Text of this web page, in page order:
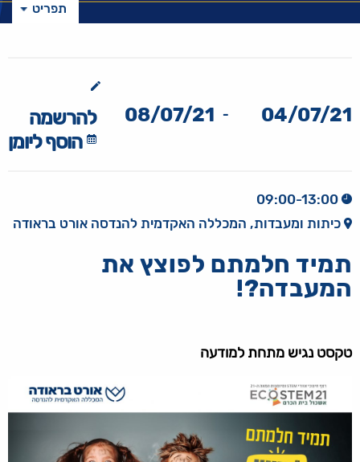
תפריט
04/07/21
-
08/07/21
להרשמה
הוסף ליומן
09:00-13:00
כיתות ומעבדות, המכללה האקדמית להנדסה אורט בראודה
תמיד חלמתם לפוצץ את
המעבדה?!
טקסט נגיש מתחת למודעה